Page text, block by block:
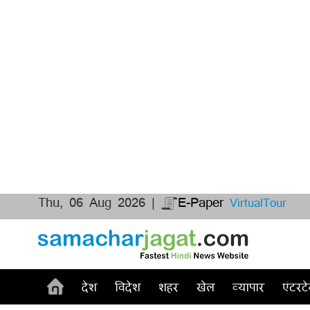
Thu, 06 Aug 2026 | E-Paper VirtualTour
देश विदेश शहर खेल व्यापार